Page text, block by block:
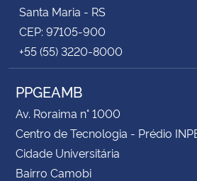
Santa Maria - RS
CEP: 97105-900
+55 (55) 3220-8000
PPGEAMB
Av. Roraima n° 1000
Centro de Tecnologia - Prédio
Cidade Universitária
Bairro Camobi